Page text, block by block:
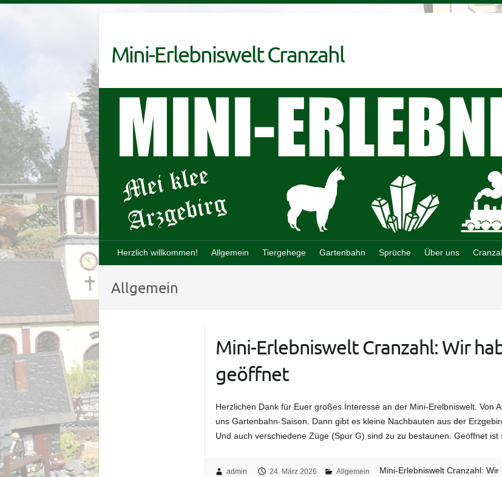
Mini-Erlebniswelt Cranzahl
Herzlich willkommen! Allgemein Tiergehege Gartenbahn Sprüche Über uns
Allgemein
Mini-Erlebniswelt Cranzahl: Wir
geöffnet
Herzlichen Dank für Euer großes Interesse an der Mini-Erelbniswelt. Von
uns Gartenbahn-Saison. Dann gibt es kleine Nachbauten aus der
Und auch verschiedene Züge (Spur G) sind zu zu bestaunen. Geöffnet ist
admin 24. März 2026 Allgemein
Mini-Erlebniswelt Cranzahl: